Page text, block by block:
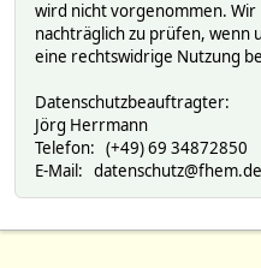
wird nicht vorgenommen. Wir
nachträglich zu prüfen,
eine rechtswidrige Nutzung
Datenschutzbeauftragter:
Jörg Herrmann
Telefon: (+49) 69 34872850
E-Mail: datenschutz@fhem.de